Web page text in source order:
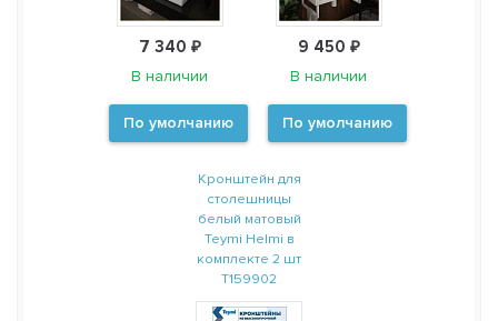
7 340 ₽
В наличии
По умолчанию
9 450 ₽
В наличии
По умолчанию
Кронштейн для
столешницы
белый матовый
Teymi Helmi в
комплекте 2 шт
T159902